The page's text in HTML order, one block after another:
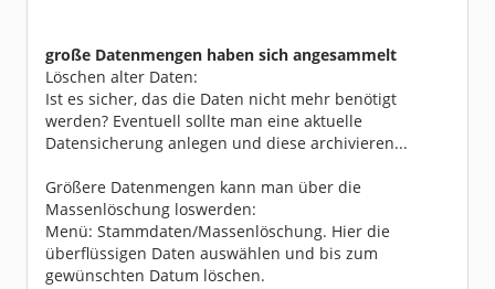
große Datenmengen haben sich angesammelt
Löschen alter Daten:
Ist es sicher, das die Daten nicht mehr benötigt
werden? Eventuell sollte man eine aktuelle
Datensicherung anlegen und diese archivieren...
Größere Datenmengen kann man über die
Massenlöschung loswerden:
Menü: Stammdaten/Massenlöschung. Hier die
überflüssigen Daten auswählen und bis zum
gewünschten Datum löschen.